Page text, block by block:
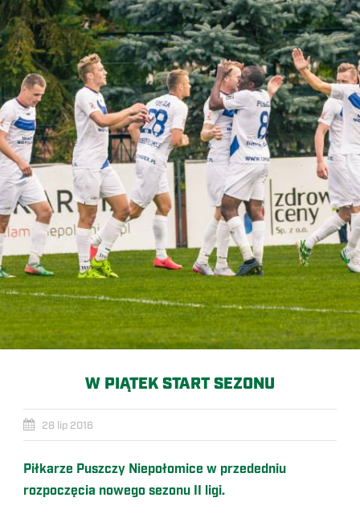
W PIĄTEK START SEZONU
28 lip 2016
Piłkarze Puszczy Niepołomice w przededniu
rozpoczęcia nowego sezonu II ligi.